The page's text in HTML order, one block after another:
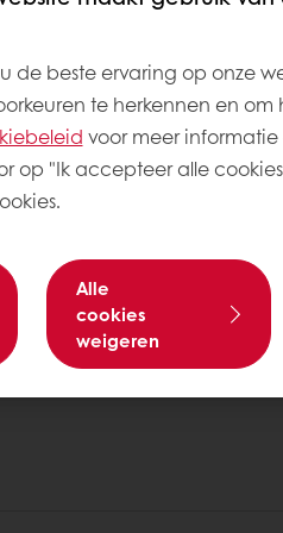
de beste ervaring op onze
te herkennen en om
voor meer
op "Ik accepteer alle
Alle
cookies
weigeren
Gratis levering